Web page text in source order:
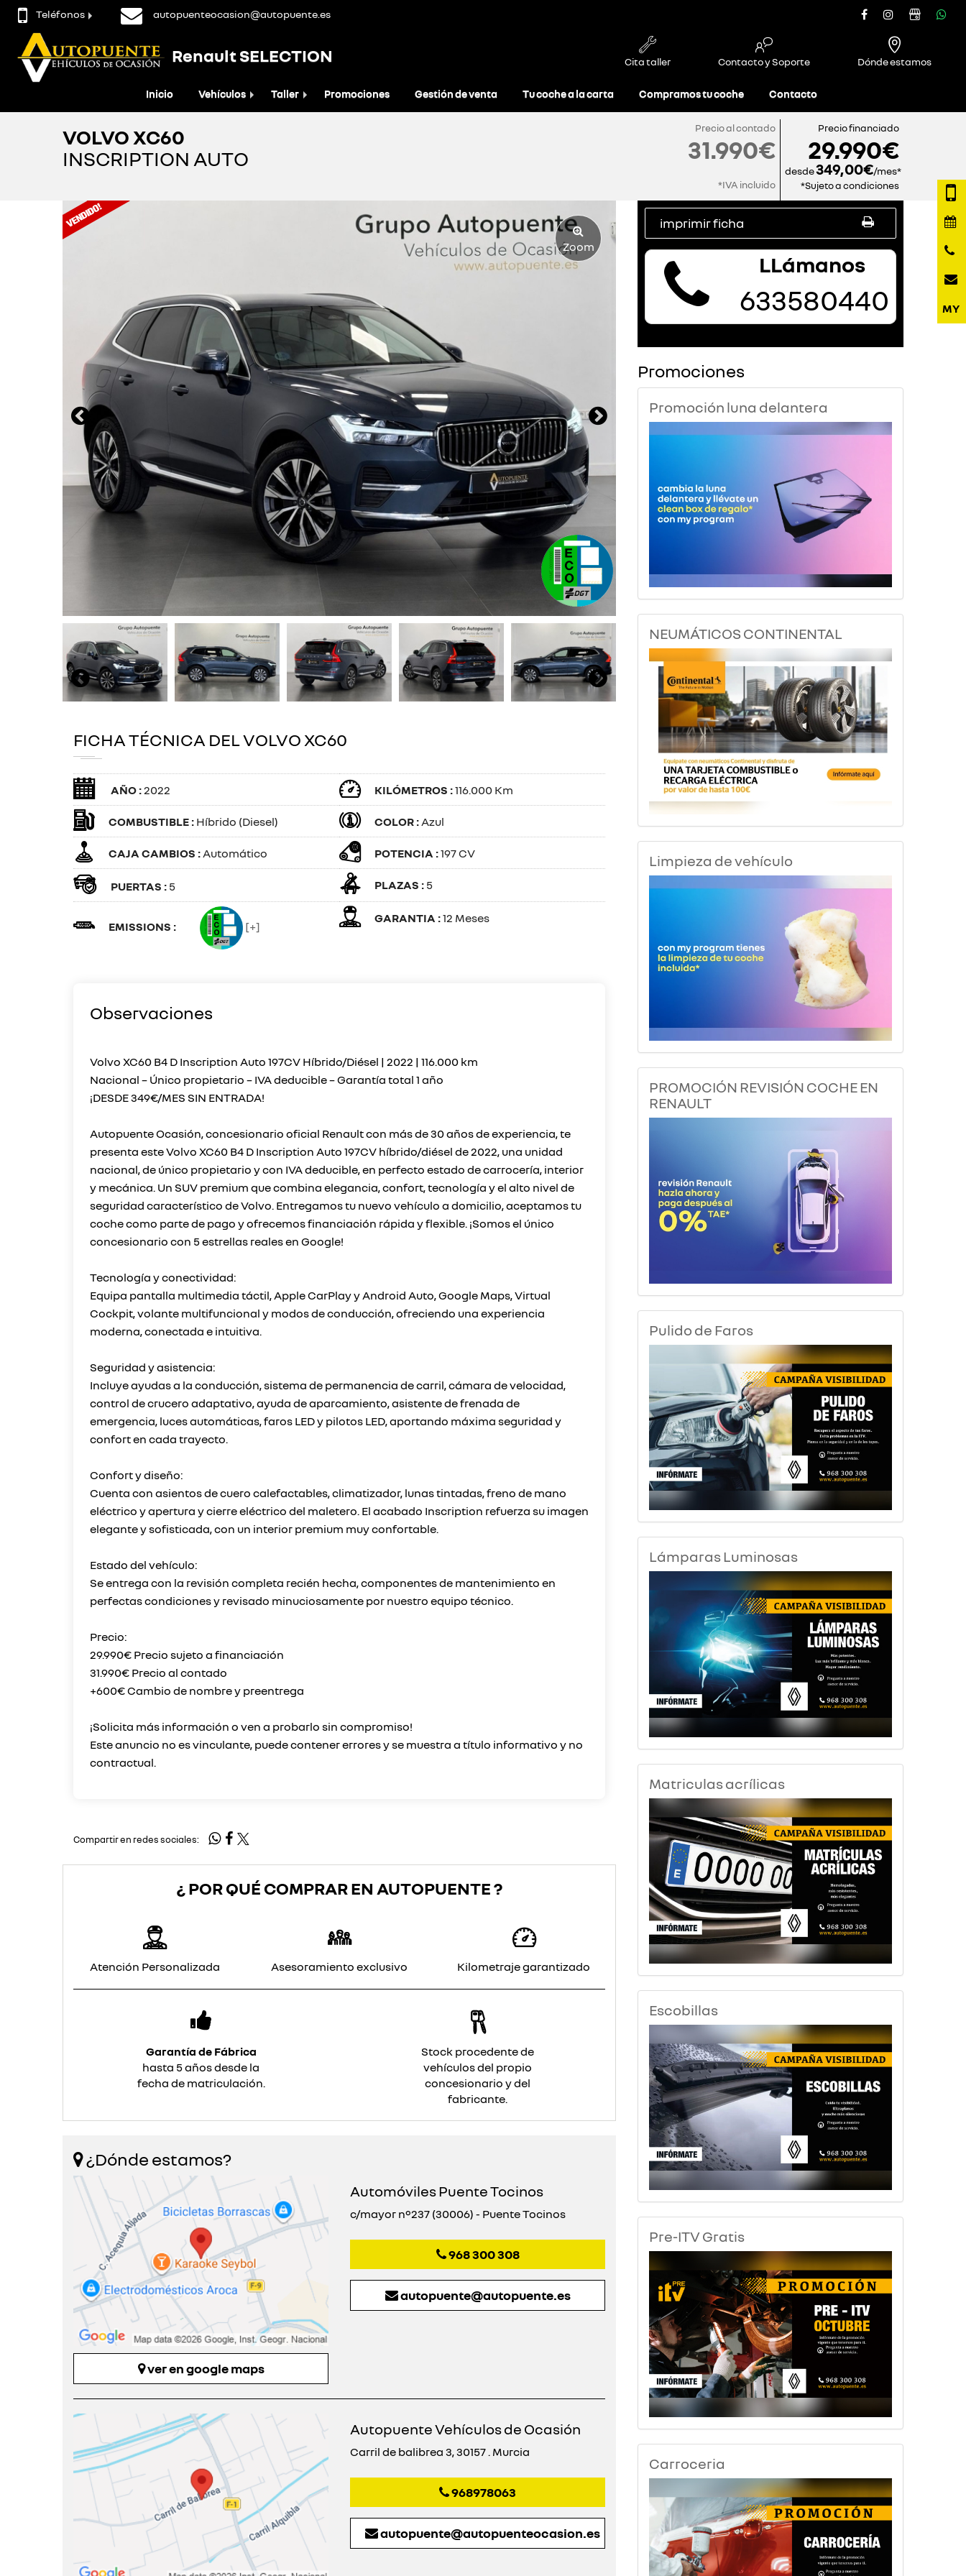
Teléfonos autopuenteocasion@autopuente.es
Renault SELECTION Cita taller Contacto y Soporte Dónde estamos
Inicio Vehículos Taller Promociones Gestión de venta Tu coche a la carta Compramos tu coche Contacto
VOLVO XC60
INSCRIPTION AUTO
Precio al contado
31.990€
*IVA incluido
Precio financiado
29.990€
desde349,00€/mes*
*Sujeto a condiciones
Zoom
FICHA TÉCNICA DEL VOLVO XC60
AÑO :2022 KILÓMETROS :116.000 Km
COMBUSTIBLE : Híbrido (Diesel) COLOR :Azul
CAJA CAMBIOS :Automático POTENCIA :197 CV
PUERTAS : 5 PLAZAS : 5
EMISSIONS : [+]
GARANTIA :12 Meses
Observaciones
Volvo XC60 B4 D Inscription Auto 197CV Híbrido/Diésel | 2022 | 116.000 km
Nacional – Único propietario – IVA deducible – Garantía total 1 año
¡DESDE 349€/MES SIN ENTRADA!
Autopuente Ocasión, concesionario oficial Renault con más de 30 años de experiencia, te
presenta este Volvo XC60 B4 D Inscription Auto 197CV híbrido/diésel de 2022, una unidad
nacional, de único propietario y con IVA deducible, en perfecto estado de carrocería, interior
y mecánica. Un SUV premium que combina elegancia, confort, tecnología y el alto nivel de
seguridad característico de Volvo. Entregamos tu nuevo vehículo a domicilio, aceptamos tu
coche como parte de pago y ofrecemos financiación rápida y flexible. ¡Somos el único
concesionario con 5 estrellas reales en Google!
Tecnología y conectividad:
Equipa pantalla multimedia táctil, Apple CarPlay y Android Auto, Google Maps, Virtual
Cockpit, volante multifuncional y modos de conducción, ofreciendo una experiencia
moderna, conectada e intuitiva.
Seguridad y asistencia:
Incluye ayudas a la conducción, sistema de permanencia de carril, cámara de velocidad,
control de crucero adaptativo, ayuda de aparcamiento, asistente de frenada de
emergencia, luces automáticas, faros LED y pilotos LED, aportando máxima seguridad y
confort en cada trayecto.
Confort y diseño:
Cuenta con asientos de cuero calefactables, climatizador, lunas tintadas, freno de mano
eléctrico y apertura y cierre eléctrico del maletero. El acabado Inscription refuerza su imagen
elegante y sofisticada, con un interior premium muy confortable.
Estado del vehículo:
Se entrega con la revisión completa recién hecha, componentes de mantenimiento en
perfectas condiciones y revisado minuciosamente por nuestro equipo técnico.
Precio:
29.990€ Precio sujeto a financiación
31.990€ Precio al contado
+600€ Cambio de nombre y preentrega
¡Solicita más información o ven a probarlo sin compromiso!
Este anuncio no es vinculante, puede contener errores y se muestra a título informativo y no
Compartir en redes sociales:
¿ POR QUÉ COMPRAR EN AUTOPUENTE ?
Atención Personalizada Asesoramiento exclusivo Kilometraje garantizado
Garantía de Fábrica
hasta 5 años desde la
fecha de matriculación.
Stock procedente de
vehículos del propio
concesionario y del
fabricante.
¿Dónde estamos?
ver en google maps
Automóviles Puente Tocinos
c/mayor nº237 (30006) - Puente Tocinos
968 300 308
autopuente@autopuente.es
Autopuente Vehículos de Ocasión
Carril de balibrea 3, 30157 . Murcia
968978063
autopuente@autopuenteocasion.es
imprimir ficha
LLámanos
633580440
Promociones
Promoción luna delantera
NEUMÁTICOS CONTINENTAL
Limpieza de vehículo
PROMOCIÓN REVISIÓN COCHE EN
RENAULT
Pulido de Faros
Lámparas Luminosas
Matriculas acrílicas
Escobillas
Pre-ITV Gratis
Carroceria